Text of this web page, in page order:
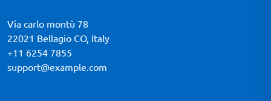
Via carlo montù 78
22021 Bellagio CO, Italy
+11 6254 7855
support@example.com